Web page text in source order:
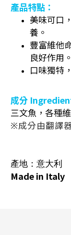
產品特點：
美味可口
養。
豐富維他
良好作用。
口味獨特
成分
三文魚，各種
※成分由翻譯
產地：意大利
Made in Italy